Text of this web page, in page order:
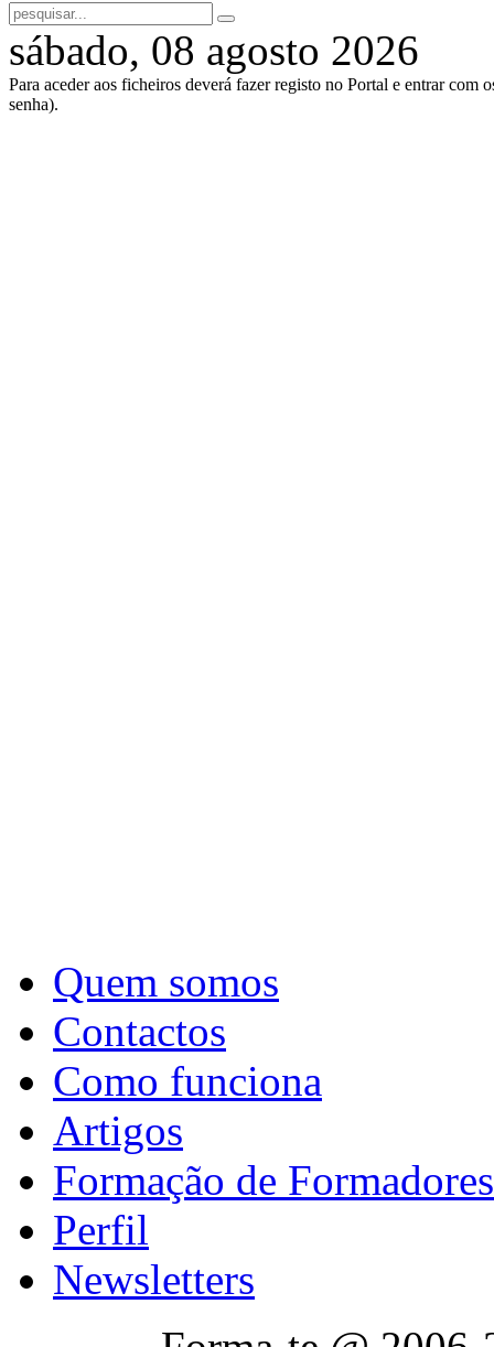
sábado, 08 agosto 2026
Para aceder aos ficheiros deverá fazer registo no Portal e entrar com
senha).
Quem somos
Contactos
Como funciona
Artigos
Formação de Formadores
Perfil
Newsletters